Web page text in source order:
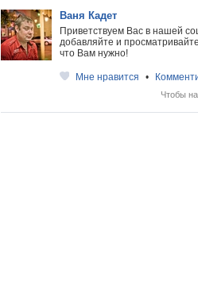
Ваня Кадет
Приветствуем Вас в нашей
добавляйте и
что Вам нужно!
Мне нравится •
Чтобы